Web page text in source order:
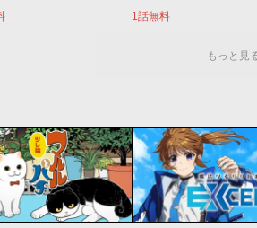
1話無料
もっと見